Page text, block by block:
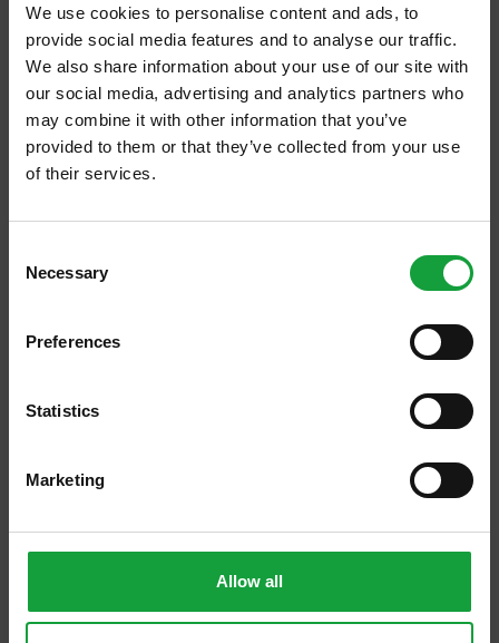
We use cookies to personalise content and ads, to
provide social media features and to analyse our traffic.
We also share information about your use of our site with
our social media, advertising and analytics partners who
may combine it with other information that you’ve
provided to them or that they’ve collected from your use
of their services.
Selection
Necessary
Preferences
Statistics
Marketing
Allow all
https://www.salaecucina.it/it-it/allora-dellhappy-hour-i-riflettori-
si-accendono-sullolio-novello.aspx
Stampa 22/11/2013 Roma . All’ora dell’happy hour i riflettori si
novello in una saporita presentazione-
... Ha sottolineato Donato Rossi: «
novello, appena uscito
ISCRIVITI ALLA NEWSLETTER
Resta aggiornato su tutte le ultime novita nel campo